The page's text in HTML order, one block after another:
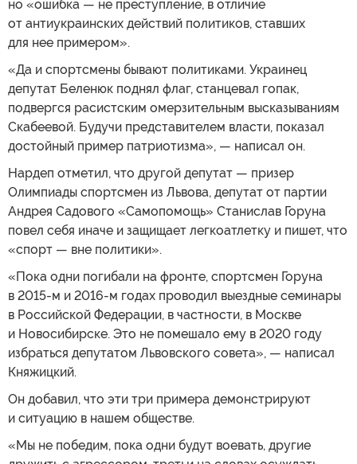
но «ошибка — не преступление, в отличие
от антиукраинских действий политиков, ставших
для нее примером».
«Да и спортсмены бывают политиками. Украинец
депутат Беленюк поднял флаг, станцевал гопак,
подвергся расистским омерзительным высказываниям
Скабеевой. Будучи представителем власти, показал
достойный пример патриотизма», — написал он.
Нардеп отметил, что другой депутат — призер
Олимпиады спортсмен из Львова, депутат от партии
Андрея Садового «Самопомощь» Станислав Горуна
повел себя иначе и защищает легкоатлетку и пишет, что
«спорт — вне политики».
«Пока одни погибали на фронте, спортсмен Горуна
в 2015-м и 2016-м годах проводил выездные семинары
в Российской Федерации, в частности, в Москве
и Новосибирске. Это не помешало ему в 2020 году
избраться депутатом Львовского совета», — написал
Княжицкий.
Он добавил, что эти три примера демонстрируют
и ситуацию в нашем обществе.
«Мы не победим, пока одни будут воевать, другие